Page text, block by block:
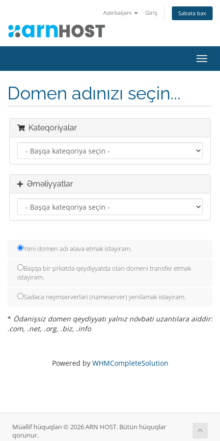
Azerbaijani Giriş Səbətə bax
keçid
Domen adınızı seçin...
Kateqoriyalar
Əməliyyatlar
Yeni domen adı əlavə etmək istəyirəm.
Başqa bir şirkətdə qeydiyyatda olan domeni transfer etmək
istəyirəm.
Sadəcə neymserverləri (nameserver) yeniləmək istəyirəm.
* Ödənişsiz domen qeydiyyatı yalnız növbəti uzantılara aiddir:
.com, .net, .org, .biz, .info
Powered by WHMCompleteSolution
Müəllif hüquqları © 2026 ARN HOST. Bütün hüquqlar
qorunur.